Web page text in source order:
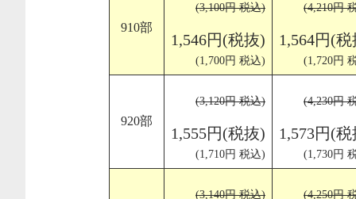
910部
(3,100円 税込)
1,546円(税抜)
(1,700円 税込)
(4,210円
1,564円(
(1,720円
920部
(3,120円 税込)
1,555円(税抜)
(1,710円 税込)
(4,230円
1,573円(
(1,730円
(3,140円 税込) (4,250円